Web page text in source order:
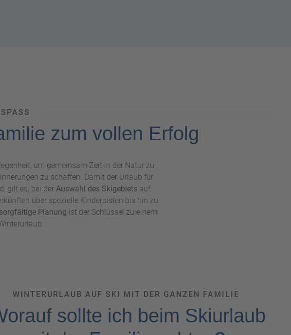
zum vollen Erfolg
um gemeinsam Zeit in der Natur zu
zu schaffen. Damit der Urlaub für
gilt es, bei der Auswahl des Skigebiets auf
über spezielle Kinderpisten bis hin zu
sorgfältige Planung ist der Schlüssel zu einem
WINTERURLAUB AUF SKI MIT DER GANZEN FAMILIE
sollte ich beim Skiurlaub